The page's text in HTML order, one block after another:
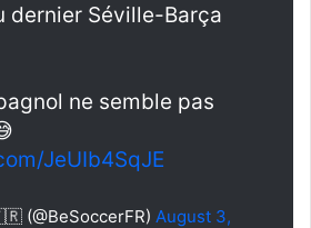
dernier Séville-Barça
ne semble pas
JeUIb4SqJE
(@BeSoccerFR) August 3,